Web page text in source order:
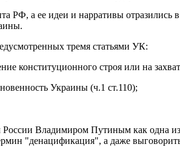
РФ, а ее идеи и нарративы
тремя статьями УК:
конституционного строя или на
Украины (ч.1 ст.110);
России Владимиром Путиным как одна
"денацификация", а даже